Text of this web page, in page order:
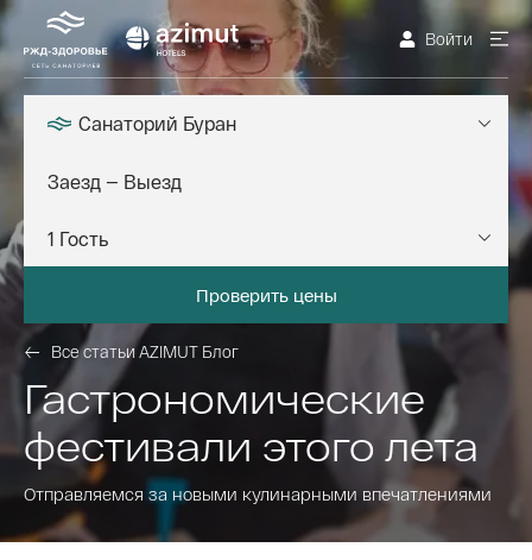
Войти
Санаторий Буран
Проверить цены
Все статьи AZIMUT Блог
Гастрономические
фестивали этого лета
Отправляемся за новыми кулинарными впечатлениями